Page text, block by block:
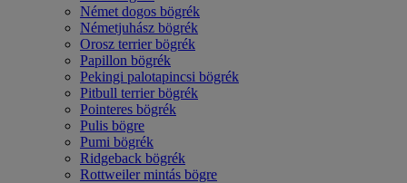
Német dogos bögrék
Németjuhász bögrék
Orosz terrier bögrék
Papillon bögrék
Pekingi palotapincsi bögrék
Pitbull terrier bögrék
Pointeres bögrék
Pulis bögre
Pumi bögrék
Ridgeback bögrék
Rottweiler mintás bögre